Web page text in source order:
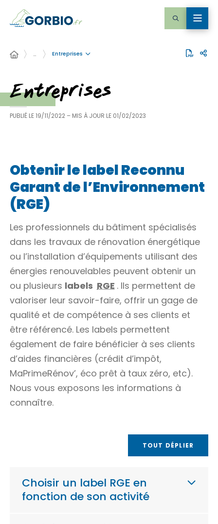
… Entreprises
Entreprises
PUBLIÉ LE19/11/2022 – MIS À JOUR LE 01/02/2023
Obtenir le label Reconnu
Garant de l’Environnement
(RGE)
Les professionnels du bâtiment spécialisés
dans les travaux de rénovation énergétique
ou l’installation d’équipements utilisant des
énergies renouvelables peuvent obtenir un
ou plusieurs labels RGE . Ils permettent de
valoriser leur savoir-faire, offrir un gage de
qualité et de compétence à ses clients et
être référencé. Les labels permettent
également de faire bénéficier à ses clients
d’aides financières (crédit d’impôt,
MaPrimeRénov’, éco prêt à taux zéro, etc).
Nous vous exposons les informations à
connaître.
TOUT DÉPLIER
Choisir un label RGE en
fonction de son activité